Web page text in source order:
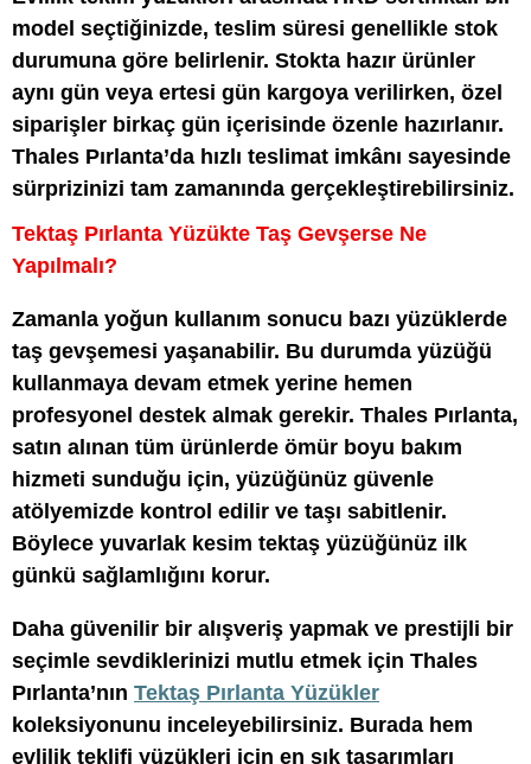
model seçtiğinizde, teslim süresi genellikle stok
durumuna göre belirlenir. Stokta hazır ürünler
aynı gün veya ertesi gün kargoya verilirken, özel
siparişler birkaç gün içerisinde özenle hazırlanır.
Thales Pırlanta’da hızlı teslimat imkânı sayesinde
sürprizinizi tam zamanında gerçekleştirebilirsiniz.
Tektaş Pırlanta Yüzükte Taş Gevşerse Ne
Yapılmalı?
Zamanla yoğun kullanım sonucu bazı yüzüklerde
taş gevşemesi yaşanabilir. Bu durumda yüzüğü
kullanmaya devam etmek yerine hemen
profesyonel destek almak gerekir. Thales Pırlanta,
satın alınan tüm ürünlerde ömür boyu bakım
hizmeti sunduğu için, yüzüğünüz güvenle
atölyemizde kontrol edilir ve taşı sabitlenir.
Böylece yuvarlak kesim tektaş yüzüğünüz ilk
günkü sağlamlığını korur.
Daha güvenilir bir alışveriş yapmak ve prestijli bir
seçimle sevdiklerinizi mutlu etmek için Thales
Pırlanta’nın Tektaş Pırlanta Yüzükler
koleksiyonunu inceleyebilirsiniz. Burada hem
evlilik teklifi yüzükleri için en şık tasarımları